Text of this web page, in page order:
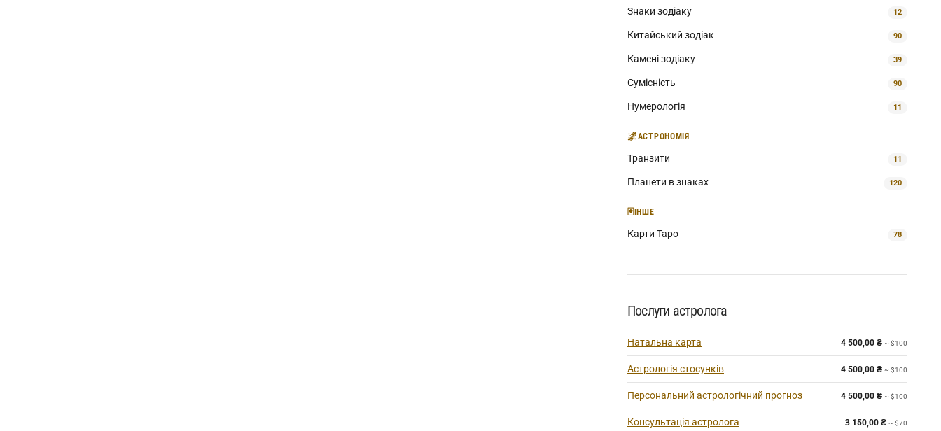
Знаки зодіаку 12
Китайський зодіак 90
Камені зодіаку 39
Сумісність 90
Нумерологія 11
🌌АСТРОНОМІЯ
Транзити 11
Планети в знаках 120
🃏ІНШЕ
Карти Таро 78
Послуги астролога
Натальна карта 4 500,00 ₴ ~ $100
Астрологія стосунків 4 500,00 ₴ ~ $100
Персональний астрологічний прогноз 4 500,00 ₴ ~ $100
Консультація астролога 3 150,00 ₴ ~ $70